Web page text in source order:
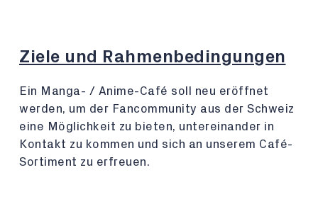
Ziele und Rahmenbedingungen
Ein Manga- / Anime-Café soll neu eröffnet
werden, um der Fancommunity aus der Schweiz
eine Möglichkeit zu bieten, untereinander in
Kontakt zu kommen und sich an unserem Café-
Sortiment zu erfreuen.